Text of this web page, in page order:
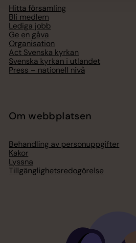
Hitta församling
Bli medlem
Lediga jobb
Ge en gåva
Organisation
Act Svenska kyrkan
Svenska kyrkan i utlandet
Press – nationell nivå
Om webbplatsen
Behandling av personuppgifter
Kakor
Lyssna
Tillgänglighetsredogörelse